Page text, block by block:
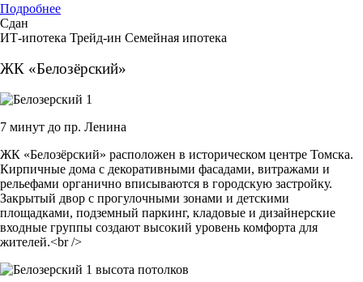
Подробнее
Сдан
ИТ-ипотека Трейд-ин Семейная ипотека
ЖК «Белозёрский»
7 минут до пр. Ленина
ЖК «Белозёрский» расположен в историческом центре Томска.
Кирпичные дома с декоративными фасадами, витражами и
рельефами органично вписываются в городскую застройку.
Закрытый двор с прогулочными зонами и детскими
площадками, подземный паркинг, кладовые и дизайнерские
входные группы создают высокий уровень комфорта для
жителей.<br />